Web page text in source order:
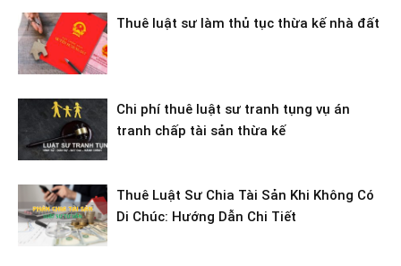
Thuê luật sư làm thủ tục thừa kế nhà đất
Chi phí thuê luật sư tranh tụng vụ án
tranh chấp tài sản thừa kế
Thuê Luật Sư Chia Tài Sản Khi Không Có
Di Chúc: Hướng Dẫn Chi Tiết